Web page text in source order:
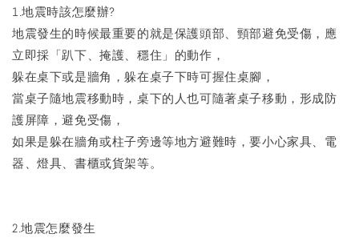
1.地震時該怎麼辦?
地震發生的時候最重要的就是保護頭部、頸部避免受傷，應
立即採「趴下、掩護、穩住」的動作，
躲在桌下或是牆角，躲在桌子下時可握住桌腳，
當桌子隨地震移動時，桌下的人也可隨著桌子移動，形成防
護屏障，避免受傷，
如果是躲在牆角或柱子旁邊等地方避難時，要小心家具、電
器、燈具、書櫃或貨架等。
2.地震怎麼發生